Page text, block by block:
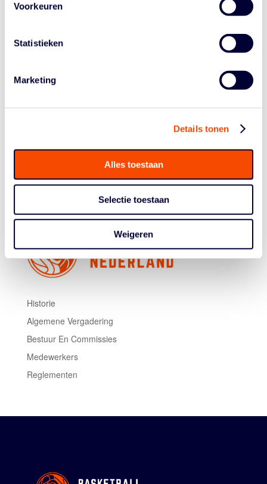
Voorkeuren
Statistieken
Marketing
Details tonen
Alles toestaan
Selectie toestaan
Weigeren
Captain Tjall de Vaal: "We wisten dat we met
big balls
door wat slordigheidsfouten maar we wisten de knop op
tijd om te zetten." De Vaal vindt dat het team dit
voorbereiding gewerkt hebben… Iedereen heeft een
echte winnaarsmentaliteit in dit team en dat gaat ons
finale. Tijdstip nog niet bekend: volg Basketball
Instagram en check morgen de stories
voor de livestream!
Historie
Algemene Vergadering
Bestuur En Commissies
Medewerkers
Reglementen